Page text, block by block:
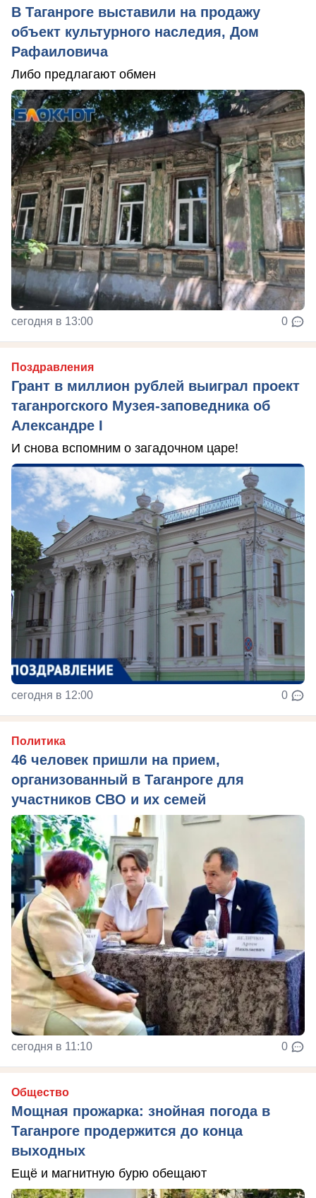
В Таганроге выставили на продажу
объект культурного наследия, Дом
Рафаиловича
Либо предлагают обмен
сегодня в 13:00 0
Поздравления
Грант в миллион рублей выиграл проект
таганрогского Музея-заповедника об
Александре I
И снова вспомним о загадочном царе!
сегодня в 12:00 0
Политика
46 человек пришли на прием,
организованный в Таганроге для
участников СВО и их семей
сегодня в 11:10 0
Общество
Мощная прожарка: знойная погода в
Таганроге продержится до конца
выходных
Ещё и магнитную бурю обещают